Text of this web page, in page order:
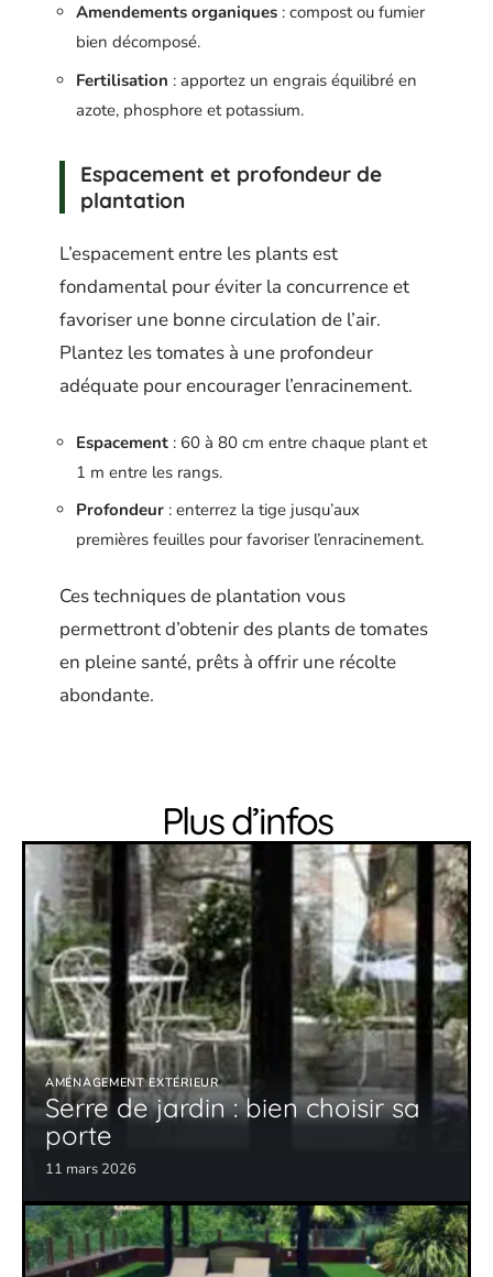
Amendements organiques : compost ou fumier
bien décomposé.
Fertilisation : apportez un engrais équilibré en
azote, phosphore et potassium.
Espacement et profondeur de
plantation
L’espacement entre les plants est
fondamental pour éviter la concurrence et
favoriser une bonne circulation de l’air.
Plantez les tomates à une profondeur
adéquate pour encourager l’enracinement.
Espacement : 60 à 80 cm entre chaque plant et
1 m entre les rangs.
Profondeur : enterrez la tige jusqu’aux
premières feuilles pour favoriser l’enracinement.
Ces techniques de plantation vous
permettront d’obtenir des plants de tomates
en pleine santé, prêts à offrir une récolte
abondante.
Plus d’infos
AMÉNAGEMENT EXTÉRIEUR
Serre de jardin : bien choisir sa
porte
11 mars 2026